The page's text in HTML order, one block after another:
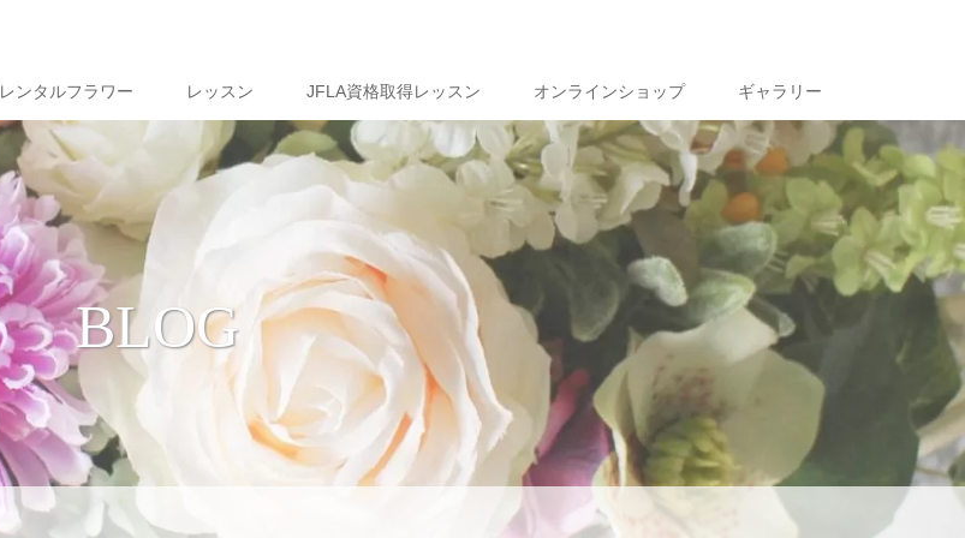
レンタルフラワー レッスン JFLA資格取得レッスン オンラインショップ ギャラリー
BLOG